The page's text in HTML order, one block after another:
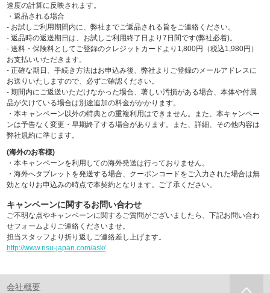
速度の計算に反映されます。
・返品される場合
- お試しご利用期間内に、弊社までご返品される旨をご連絡ください。
- 返品時の返送期日は、お試しご利用終了日より7日間です(弊社必着)。
- 送料・保険料としてご登録のクレジットカードより1,800円（税込1,980円）
お支払いいただきます。
- 正確な期日、手続き方法はお申込み後、弊社よりご登録のメールアドレスに
お送りいたしますので、必ずご確認ください。
- 期間内にご返送いただけなかった場合、著しい汚損がある場合、本体や付属
品が欠けている場合は別途追加の料金がかかります。
・本キャンペーン以外の特典との重複利用はできません。また、本キャンペー
ンは予告なく変更・早期終了する場合があります。また、詳細、その他内容は
弊社規約に準じます。
(海外のお客様)
・本キャンペーンを利用しての海外発送は行っておりません。
・海外へタブレットを発送する場合、クーポンコードをご入力された場合は無
効となりお申込みの時点で本契約となります。ご了承ください。
キャンペーンに関するお問い合わせ
ご不明な点やキャンペーンに関するご質問がございましたら、下記お問い合わ
せフォームよりご連絡くださいませ。
担当スタッフより折り返しご連絡差し上げます。
http://www.risu-japan.com/ask/
会社概要